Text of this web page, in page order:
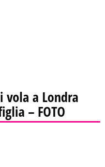
vola a Londra
– FOTO